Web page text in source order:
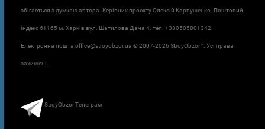
збігається з думкою автора. Керівник проєкту Олексій Карпушенко. Поштовий
індекс 61165 м. Харків вул. Шатилова Дача 4. тел. +380505801342.
Електронна пошта office@stroyobzor.ua © 2007-2026 StroyObzor™. Усі права
захищені.
StroyObzor Телеграм